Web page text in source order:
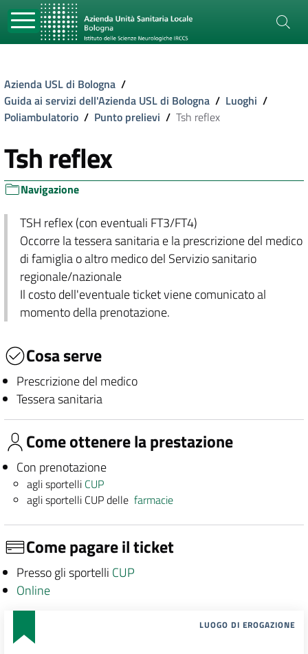
Azienda USL di Bologna /
Guida ai servizi dell'Azienda USL di Bologna / Luoghi /
Poliambulatorio / Punto prelievi / Tsh reflex
Tsh reflex
Navigazione
TSH reflex (con eventuali FT3/FT4)
Occorre la tessera sanitaria e la prescrizione del medico
di famiglia o altro medico del Servizio sanitario
regionale/nazionale
Il costo dell'eventuale ticket viene comunicato al
momento della prenotazione.
Cosa serve
Prescrizione del medico
Tessera sanitaria
Come ottenere la prestazione
Con prenotazione
agli sportelli CUP
agli sportelli CUP dellefarmacie
Come pagare il ticket
Presso gli sportelli CUP
Online
LUOGO DI EROGAZIONE